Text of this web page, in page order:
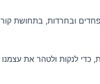
ובחרדות, בתחושת
כדי לנקות ולטהר את